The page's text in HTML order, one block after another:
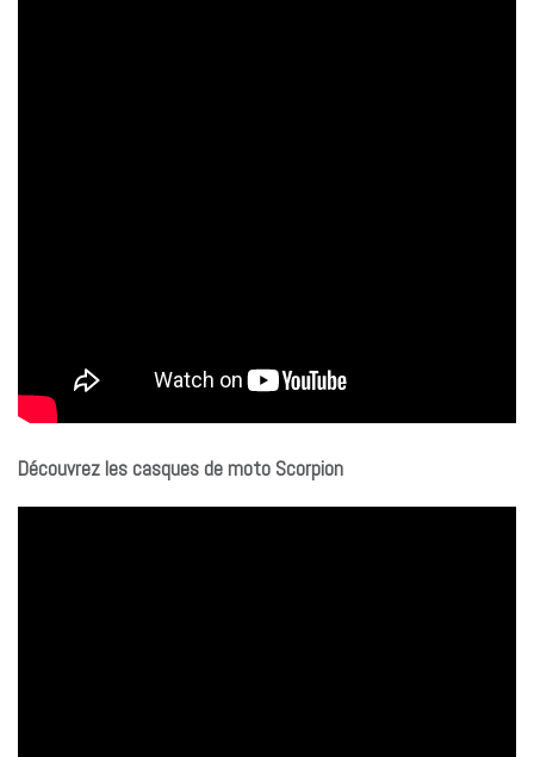
Découvrez les casques de moto Scorpion